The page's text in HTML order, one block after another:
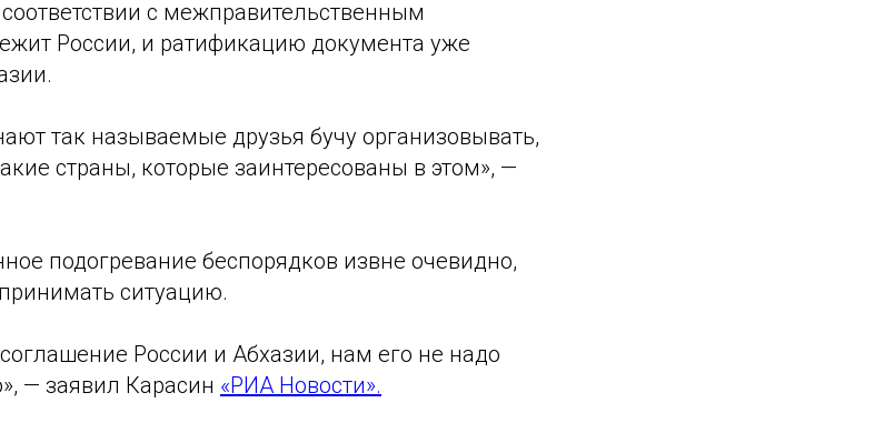
с межправительственным
России, и ратификацию документа уже
так называемые друзья бучу организовывать,
страны, которые заинтересованы в этом», —
подогревание беспорядков извне очевидно,
ситуацию.
России и Абхазии, нам его не надо
— заявил Карасин «РИА Новости».